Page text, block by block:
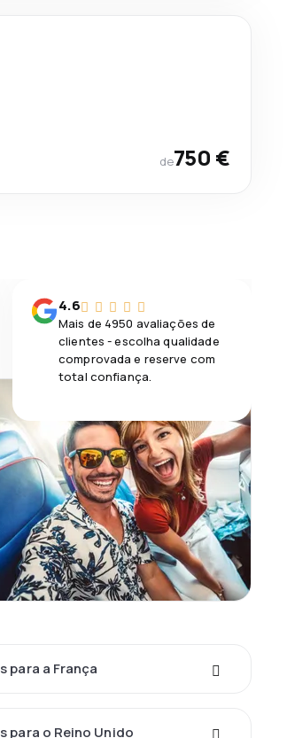
de750 €
4.6
Mais de 4950 avaliações de
clientes - escolha qualidade
comprovada e reserve com
total confiança.
para a França
para o Reino Unido